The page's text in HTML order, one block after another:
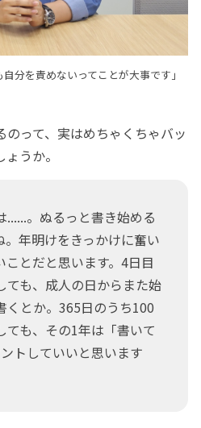
分を責めないってことが大事です」
のって、実はめちゃくちゃバッ
うか。
。ぬるっと書き始める
。年明けをきっかけに奮い
とだと思います。4日目
ても、成人の日からまた始
くとか。365日のうち100
ても、その1年は「書いて
トしていいと思います